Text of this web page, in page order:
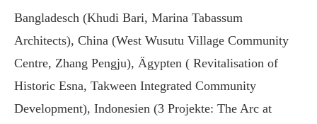
Bangladesch (Khudi Bari, Marina Tabassum
Architects), China (West Wusutu Village Community
Centre, Zhang Pengju), Ägypten ( Revitalisation of
Historic Esna, Takween Integrated Community
Development), Indonesien (3 Projekte: The Arc at